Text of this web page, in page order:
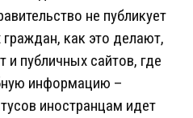
не публикует
как это делают,
и публичных сайтов, где
информацию –
иностранцам идет